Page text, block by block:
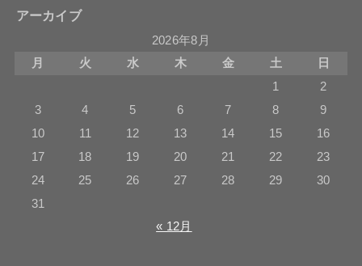
アーカイブ
2026年8月
月
火 水 木 金 土
日
1
2
3
4 5 6 7 8
9
10
11 12 13 14 15
16
17
18 19 20 21 22
23
24
25 26 27 28 29
30
31
« 12月